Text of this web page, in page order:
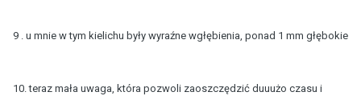
9 . u mnie w tym kielichu były wyraźne wgłębienia, ponad 1 mm głębokie
10. teraz mała uwaga, która pozwoli zaoszczędzić duuużo czasu i